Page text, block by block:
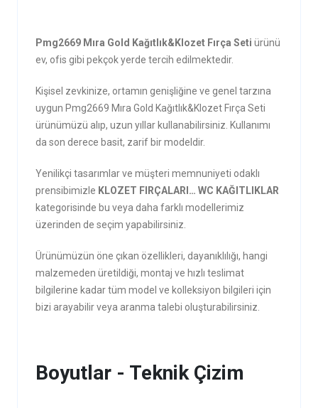
Pmg2669 Mıra Gold Kağıtlık&Klozet Fırça Seti ürünü
ev, ofis gibi pekçok yerde tercih edilmektedir.
Kişisel zevkinize, ortamın genişliğine ve genel tarzına
uygun Pmg2669 Mıra Gold Kağıtlık&Klozet Fırça Seti
ürünümüzü alıp, uzun yıllar kullanabilirsiniz. Kullanımı
da son derece basit, zarif bir modeldir.
Yenilikçi tasarımlar ve müşteri memnuniyeti odaklı
prensibimizle KLOZET FIRÇALARI… WC KAĞITLIKLAR
kategorisinde bu veya daha farklı modellerimiz
üzerinden de seçim yapabilirsiniz.
Ürünümüzün öne çıkan özellikleri, dayanıklılığı, hangi
malzemeden üretildiği, montaj ve hızlı teslimat
bilgilerine kadar tüm model ve kolleksiyon bilgileri için
bizi arayabilir veya aranma talebi oluşturabilirsiniz.
Boyutlar - Teknik Çizim